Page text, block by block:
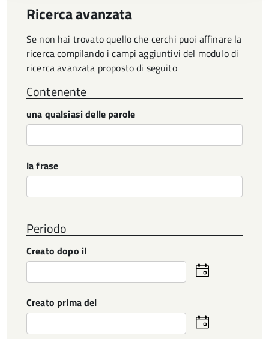
Ricerca avanzata
Se non hai trovato quello che cerchi puoi affinare la
ricerca compilando i campi aggiuntivi del modulo di
ricerca avanzata proposto di seguito
Contenente
una qualsiasi delle parole
la frase
Periodo
Creato dopo il
Seleziona
la
Creato prima del
Seleziona
la